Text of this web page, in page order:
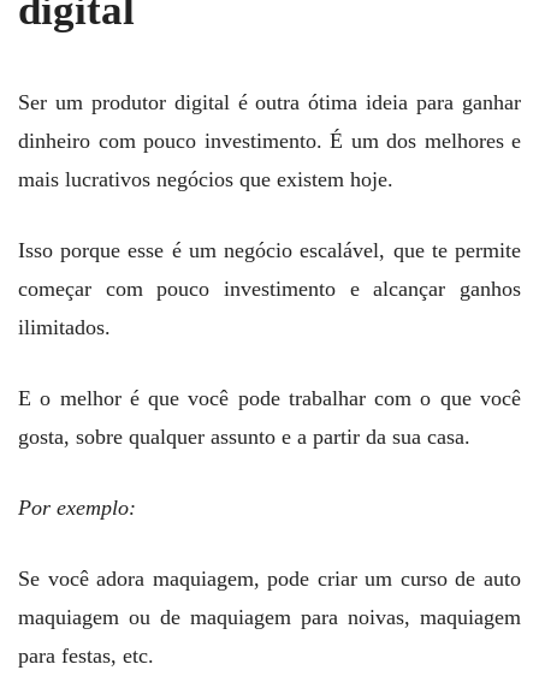
digital
Ser um produtor digital é outra ótima ideia para ganhar
dinheiro com pouco investimento. É um dos melhores e
mais lucrativos negócios que existem hoje.
Isso porque esse é um negócio escalável, que te permite
começar com pouco investimento e alcançar ganhos
ilimitados.
E o melhor é que você pode trabalhar com o que você
gosta, sobre qualquer assunto e a partir da sua casa.
Por exemplo:
Se você adora maquiagem, pode criar um curso de auto
maquiagem ou de maquiagem para noivas, maquiagem
para festas, etc.